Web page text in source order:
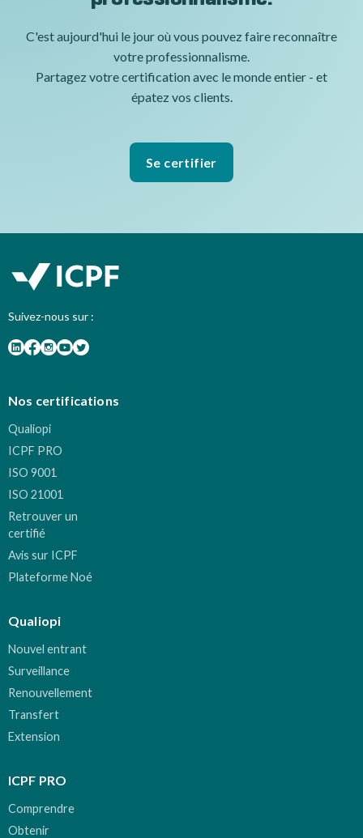
C'est aujourd'hui le jour où vous pouvez faire reconnaître
votre professionnalisme.
Partagez votre certification avec le monde entier - et
épatez vos clients.
Se certifier
Suivez-nous sur :
Nos certifications
Qualiopi
ICPF PRO
ISO 9001
ISO 21001
Retrouver un
certifié
Avis sur ICPF
Plateforme Noé
Qualiopi
Nouvel entrant
Surveillance
Renouvellement
Transfert
Extension
ICPF PRO
Comprendre
Obtenir